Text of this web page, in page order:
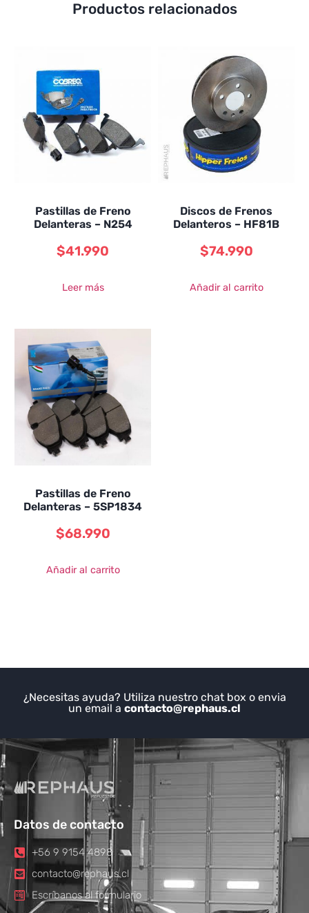
Productos relacionados
Pastillas de Freno
Delanteras – N254
$41.990
Leer más
Discos de Frenos
Delanteros – HF81B
$74.990
Añadir al carrito
Pastillas de Freno
Delanteras – 5SP1834
$68.990
Añadir al carrito
¿Necesitas ayuda? Utiliza nuestro chat box o envia
un email a contacto@rephaus.cl
Datos de contacto
+56 9 9154 4898
contacto@rephaus.cl
Escríbanos al formulario